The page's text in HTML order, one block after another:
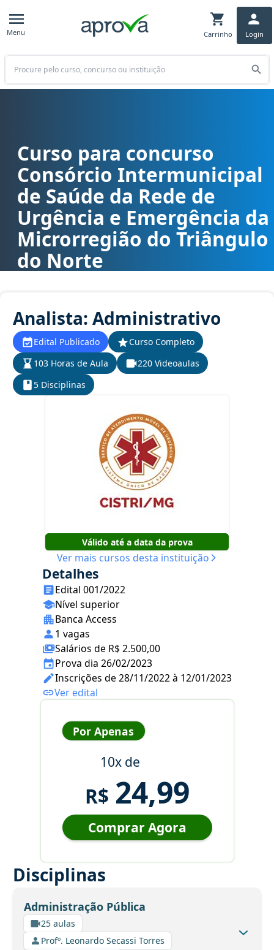
Menu Carrinho Login
Buscar
Curso para concurso CISTRI (MG) - Consórcio Intermunicipal de
Curso para concurso
Consórcio Intermunicipal
de Saúde da Rede de
Urgência e Emergência da
Microrregião do Triângulo
do Norte
Analista: Administrativo
Edital Publicado
Curso Completo
103 Horas de Aula
220 Videoaulas
5 Disciplinas
Válido até a data da prova
Ver mais cursos desta instituição
Detalhes
Edital 001/2022
Nível superior
Banca Access
1 vagas
Salários de R$ 2.500,00
Prova dia 26/02/2023
Inscrições de 28/11/2022 à 12/01/2023
Ver edital
Por Apenas
10x de
R$ 24,99
Comprar Agora
Disciplinas
Administração Pública
25 aulas
Profº. Leonardo Secassi Torres